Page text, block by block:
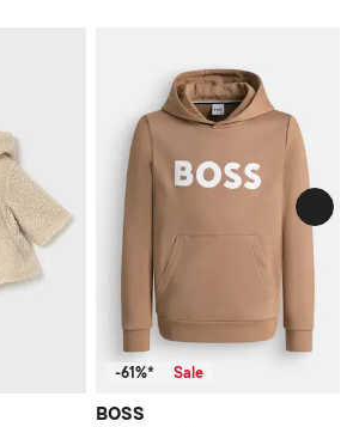
-61%* Sale
BOSS